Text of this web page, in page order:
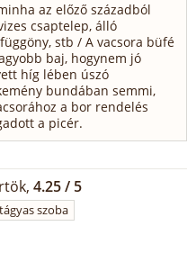
az előző századból
csaptelep, álló
stb / A vacsora büfé
baj, hogynem jó
híg lében úszó
bundában semmi,
a bor rendelés
a picér.
4.25 / 5
szoba